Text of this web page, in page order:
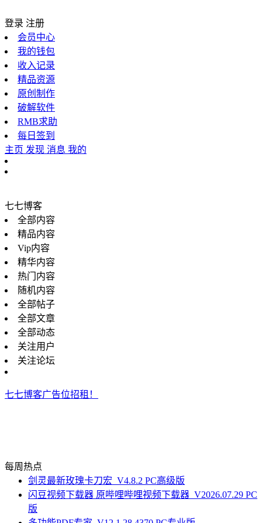
登录 注册
会员中心
我的钱包
收入记录
精品资源
原创制作
破解软件
RMB求助
每日签到
主页 发现 消息 我的
七七博客
全部内容
精品内容
Vip内容
精华内容
热门内容
随机内容
全部帖子
全部文章
全部动态
关注用户
关注论坛
七七博客广告位招租！
每周热点
剑灵最新玫瑰卡刀宏_V4.8.2 PC高级版
闪豆视频下载器 原哔哩哔哩视频下载器_V2026.07.29 PC
版